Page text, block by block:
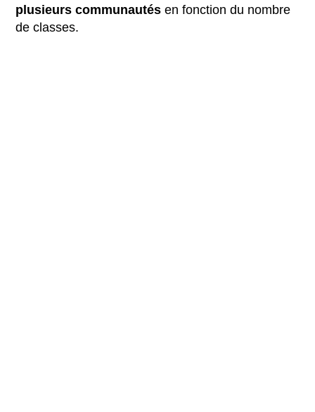
plusieurs communautés en fonction du nombre
de classes.